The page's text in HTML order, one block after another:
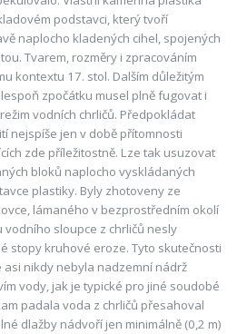
podstavci, který tvoří
naplocho kladených cihel, spojených
Tvarem, rozměry i zpracováním
kontextu 17. stol. Dalším důležitým
zpočátku musel plně fugovat i
vodních chrličů. Předpokládat
nejspíše jen v době přítomnosti
zde příležitostně. Lze tak usuzovat
bloků naplocho vyskládaných
plastiky. Byly zhotoveny ze
lámaného v bezprostředním okolí
vodního sloupce z chrličů nesly
stopy kruhové eroze. Tyto skutečnosti
asi nikdy nebyla nadzemní nádrž
vody, jak je typické pro jiné soudobé
padala voda z chrličů přesahoval
dlažby nádvoří jen minimálně (0,2 m)